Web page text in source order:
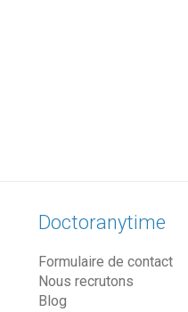
Doctoranytime
Formulaire de contact
Nous recrutons
Blog